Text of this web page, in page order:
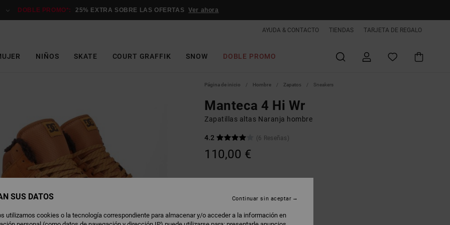
DOBLE PROMO*: 25% EXTRA SOBRE LAS OFERTAS Ver ahora
AYUDA & CONTACTO TIENDAS TARJETA DE REGALO
NIÑOS SKATE COURT GRAFFIK SNOW DOBLE PROMO
Página de inicio Hombre Zapatos Sneakers
Manteca 4 Hi Wr
Zapatillas altas Naranja hombre
4.2 (6 Reseñas)
110,00 €
SUS DATOS
utilizamos cookies o la tecnología correspondiente para almacenar y/o acceder a la información en
Continuar sin aceptar